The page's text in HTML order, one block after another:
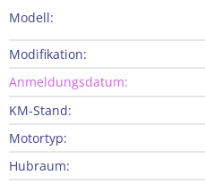
Modell:
Modifikation:
Anmeldungsdatum:
KM-Stand:
Motortyp:
Hubraum: